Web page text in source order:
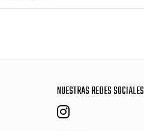
NUESTRAS REDES SOCIALES